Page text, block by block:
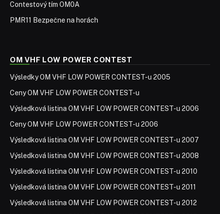
Contestový tím OM0A
PMR11 Bezpečne na horách
OM VHF LOW POWER CONTEST
Výsledky OM VHF LOW POWER CONTEST-u 2005
Ceny OM VHF LOW POWER CONTEST-u
Výsledková listina OM VHF LOW POWER CONTEST-u 2006
Ceny OM VHF LOW POWER CONTEST-u 2006
Výsledková listina OM VHF LOW POWER CONTEST-u 2007
Výsledková listina OM VHF LOW POWER CONTEST-u 2008
Výsledková listina OM VHF LOW POWER CONTEST-u 2010
Výsledková listina OM VHF LOW POWER CONTEST-u 2011
Výsledková listina OM VHF LOW POWER CONTEST-u 2012